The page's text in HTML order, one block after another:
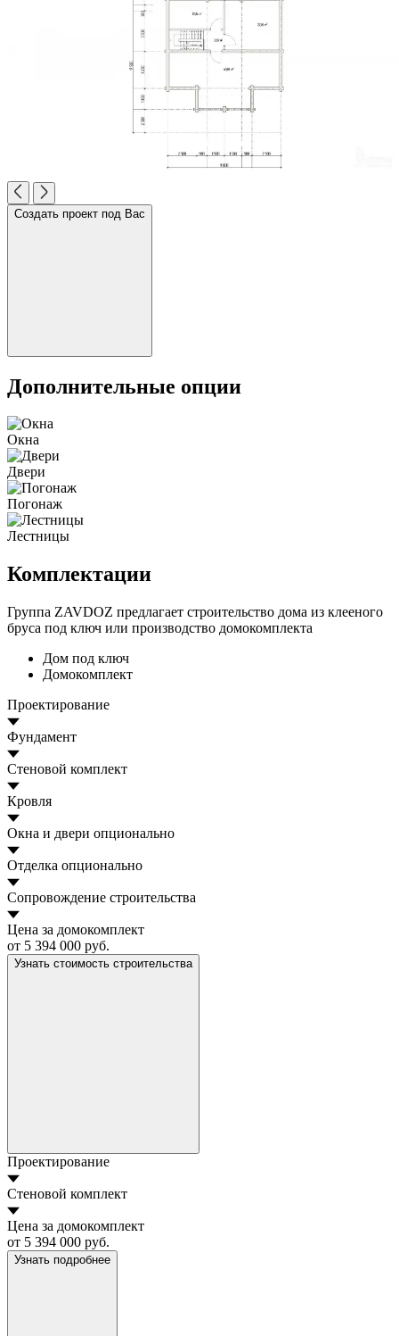
Создать проект под Вас
Дополнительные опции
Окна
Двери
Погонаж
Лестницы
Комплектации
Группа ZAVDOZ предлагает строительство дома из клееного
бруса под ключ или производство домокомплекта
Дом под ключ
Домокомплект
Проектирование
Фундамент
Стеновой комплект
Кровля
Окна и двери опционально
Отделка опционально
Сопровождение строительства
Цена за домокомплект
от 5 394 000 руб.
Узнать стоимость строительства
Проектирование
Стеновой комплект
Цена за домокомплект
от 5 394 000 руб.
Узнать подробнее